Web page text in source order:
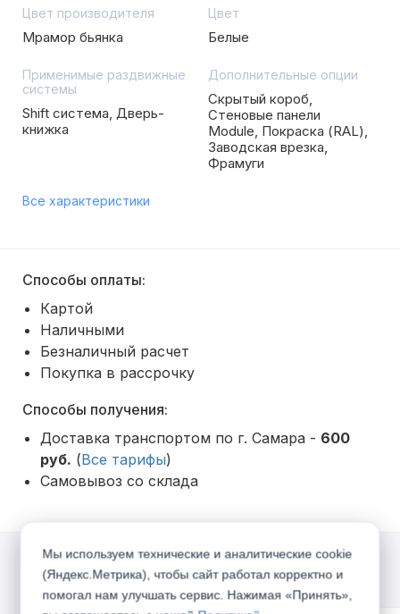
Цвет производителя
Мрамор бьянка
Цвет
Белые
Применимые раздвижные
системы
Shift система, Дверь-
книжка
Дополнительные опции
Скрытый короб,
Стеновые панели
Module, Покраска (RAL),
Заводская врезка,
Фрамуги
Все характеристики
Способы оплаты:
Картой
Наличными
Безналичный расчет
Покупка в рассрочку
Способы получения:
Доставка транспортом по г. Самара - 600
руб. (Все тарифы)
Самовывоз со склада
Акции
Мы используем технические и аналитические cookie
(Яндекс.Метрика), чтобы сайт работал корректно и
помогал нам улучшать сервис. Нажимая «Принять»,